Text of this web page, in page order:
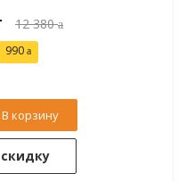
12 380
990
В корзину